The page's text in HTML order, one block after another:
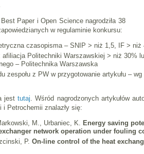
Paper i Open Science nagrodziła 38
w regulaminie konkursu:
czasopisma – SNIP > niż 1,5, IF > niż
afiliacja Politechniki Warszawskiej > niż 30%
– Politechnika Warszawska
zespołu z PW w przygotowanie artykułu –
jesttutaj . Wśród nagrodzonych artykułów
i Petrochemii znalazły się:
M., Urbaniec, K.
Energy saving
network operation under fouling
P.On-line control of the heat